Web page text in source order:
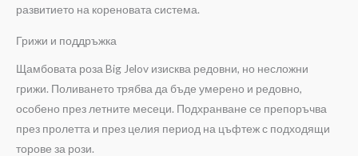
развитието на кореновата система.
Грижи и поддръжка
Щамбовата роза Big Jelov изисква редовни, но несложни
грижи. Поливането трябва да бъде умерено и редовно,
особено през летните месеци. Подхранване се препоръчва
през пролетта и през целия период на цъфтеж с подходящи
торове за рози.